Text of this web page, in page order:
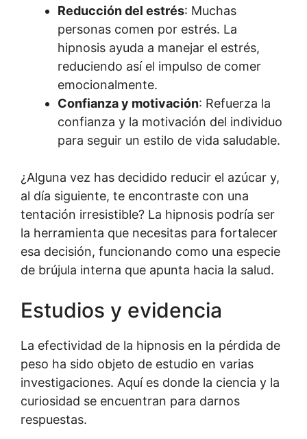
Reducción del estrés: Muchas
personas comen por estrés. La
hipnosis ayuda a manejar el estrés,
reduciendo así el impulso de comer
emocionalmente.
Confianza y motivación: Refuerza la
confianza y la motivación del individuo
para seguir un estilo de vida saludable.
¿Alguna vez has decidido reducir el azúcar y,
al día siguiente, te encontraste con una
tentación irresistible? La hipnosis podría ser
la herramienta que necesitas para fortalecer
esa decisión, funcionando como una especie
de brújula interna que apunta hacia la salud.
Estudios y evidencia
La efectividad de la hipnosis en la pérdida de
peso ha sido objeto de estudio en varias
investigaciones. Aquí es donde la ciencia y la
curiosidad se encuentran para darnos
respuestas.